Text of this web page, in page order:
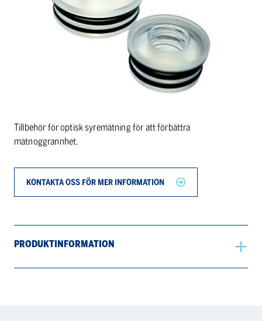
Tillbehör för optisk syremätning för att förbättra
mätnoggrannhet.
KONTAKTA OSS FÖR MER INFORMATION
PRODUKTINFORMATION